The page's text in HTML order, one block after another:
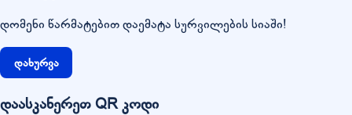
დომენი წარმატებით დაემატა სურვილების სიაში!
დახურვა
დაასკანერეთ QR კოდი